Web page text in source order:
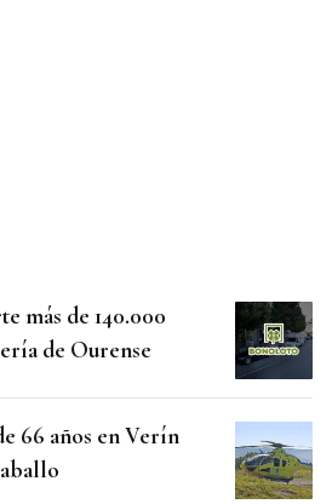
más de 140.000
de Ourense
66 años en Verín